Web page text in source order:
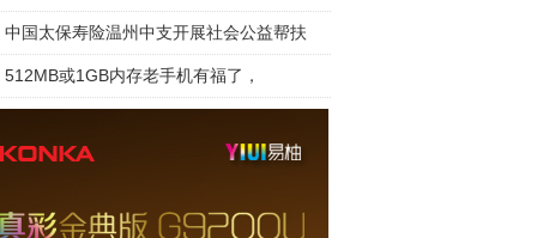
中国太保寿险温州中支开展社会公益帮扶
512MB或1GB内存老手机有福了，